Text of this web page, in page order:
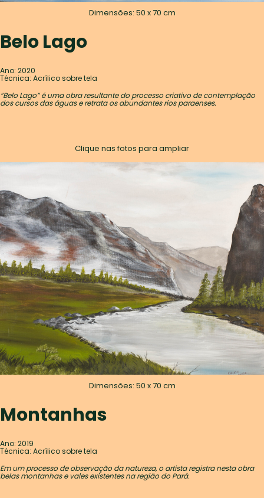
Dimensões: 50 x 70 cm
Belo Lago
Ano: 2020
Técnica: Acrílico sobre tela
“Belo Lago” é uma obra resultante do processo criativo de contemplação
dos cursos das águas e retrata os abundantes rios paraenses.
Clique nas fotos para ampliar
Dimensões: 50 x 70 cm
Montanhas
Ano: 2019
Técnica: Acrílico sobre tela
Em um processo de observação da natureza, o artista registra nesta obra
belas montanhas e vales existentes na região do Pará.